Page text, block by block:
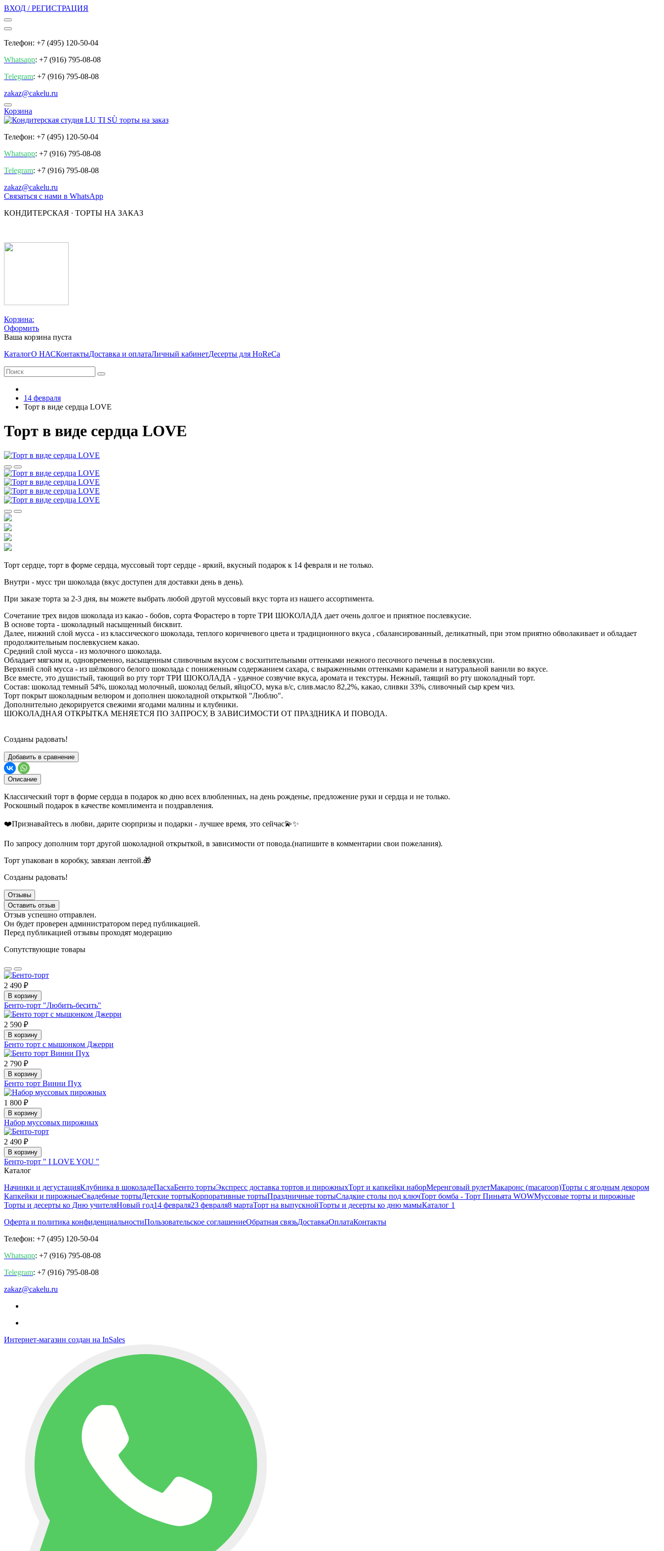
ВХОД / РЕГИСТРАЦИЯ
Телефон: +7 (495) 120-50-04
Whatsapp: +7 (916) 795-08-08
Telegram: +7 (916) 795-08-08
zakaz@cakelu.ru
Корзина
Телефон: +7 (495) 120-50-04
Whatsapp: +7 (916) 795-08-08
Telegram: +7 (916) 795-08-08
zakaz@cakelu.ru
Cвязаться с нами в WhatsApp
КОНДИТЕРСКАЯ ∙ ТОРТЫ НА ЗАКАЗ
Корзина:
Оформить
Ваша корзина пуста
КаталогО НАСКонтактыДоставка и оплатаЛичный кабинетДесерты для HoReCa
14 февраля
Торт в виде сердца LOVE
Торт в виде сердца LOVE
Торт сердце, торт в форме сердца, муссовый торт сердце - яркий, вкусный подарок к 14 февраля и не только.
Внутри - мусс три шоколада (вкус доступен для доставки день в день).
При заказе торта за 2-3 дня, вы можете выбрать любой другой муссовый вкус торта из нашего ассортимента.
Сочетание трех видов шоколада из какао - бобов, сорта Форастеро в торте ТРИ ШОКОЛАДА дает очень долгое и приятное послевкусие.
В основе торта - шоколадный насыщенный бисквит.
Далее, нижний слой мусса - из классического шоколада, теплого коричневого цвета и традиционного вкуса , сбалансированный, деликатный, при этом приятно обволакивает и обладает
продолжительным послевкусием какао.
Средний слой мусса - из молочного шоколада.
Обладает мягким и, одновременно, насыщенным сливочным вкусом с восхитительными оттенками нежного песочного печенья в послевкусии.
Верхний слой мусса - из шёлкового белого шоколада с пониженным содержанием сахара, с выраженными оттенками карамели и натуральной ванили во вкусе.
Все вместе, это душистый, тающий во рту торт ТРИ ШОКОЛАДА - удачное созвучие вкуса, аромата и текстуры. Нежный, таящий во рту шоколадный торт.
Состав: шоколад темный 54%, шоколад молочный, шоколад белый, яйцоСО, мука в/с, слив.масло 82,2%, какао, сливки 33%, сливочный сыр крем чиз.
Торт покрыт шоколадным велюром и дополнен шоколадной открыткой "Люблю".
Дополнительно декорируется свежими ягодами малины и клубники.
ШОКОЛАДНАЯ ОТКРЫТКА МЕНЯЕТСЯ ПО ЗАПРОСУ, В ЗАВИСИМОСТИ ОТ ПРАЗДНИКА И ПОВОДА.
Созданы радовать!
Добавить в сравнение
Описание
Классический торт в форме сердца в подарок ко дню всех влюбленных, на день рожденье, предложение руки и сердца и не только.
Роскошный подарок в качестве комплимента и поздравления.
❤️Признавайтесь в любви, дарите сюрпризы и подарки - лучшее время, это сейчас💫✨
По запросу дополним торт другой шоколадной открыткой, в зависимости от повода.(напишите в комментарии свои пожелания).
Торт упакован в коробку, завязан лентой.🎁
Созданы радовать!
Отзывы
Оставить отзыв
Отзыв успешно отправлен.
Он будет проверен администратором перед публикацией.
Перед публикацией отзывы проходят модерацию
Сопутствующие товары
2 490 ₽
В корзину
Бенто-торт "Любить-бесить"
2 590 ₽
В корзину
Бенто торт c мышонком Джерри
2 790 ₽
В корзину
Бенто торт Винни Пух
1 800 ₽
В корзину
Набор муссовых пирожных
2 490 ₽
В корзину
Бенто-торт " I LOVE YOU "
Каталог
Начинки и дегустацияКлубника в шоколадеПасхаБенто тортыЭкспресс доставка тортов и пирожныхТорт и капкейки наборМеренговый рулетМакаронс (macaroon)Торты с ягодным декором
Капкейки и пирожныеСвадебные тортыДетские тортыКорпоративные тортыПраздничные тортыСладкие столы под ключТорт бомба - Торт Пиньята WOWМуссовые торты и пирожные
Торты и десерты ко Дню учителяНовый год14 февраля23 февраля8 мартаТорт на выпускнойТорты и десерты ко дню мамыКаталог 1
Оферта и политика конфиденциальностиПользовательское соглашениеОбратная связьДоставкаОплатаКонтакты
Телефон: +7 (495) 120-50-04
Whatsapp: +7 (916) 795-08-08
Telegram: +7 (916) 795-08-08
zakaz@cakelu.ru
Интернет-магазин создан на InSales